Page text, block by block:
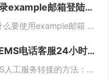
example邮箱的登陆方式？登录example邮箱登陆服务器的步骤？
摘要目录 什么是example邮箱 为什么要使用example邮箱 example邮箱的登陆方式 如何保护example邮箱的安全性 结论 什么是example邮箱 example邮箱是由著名IT企...
ems快递客服电话多少（邮政EMS电话客服24小时服务热线）
ems客服统一都是11185，EMS人工服务转接的方法：1、使用固定电话或手机拨打11183，接通后，按1进入”上门揽收“，告诉客服人员您的取件地址、联系人和电话就可以上门取件。2、按2进入。 11183是邮政EMS的服务电话...